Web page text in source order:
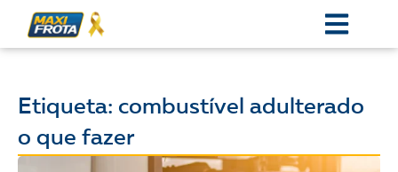
Etiqueta: combustível adulterado
o que fazer